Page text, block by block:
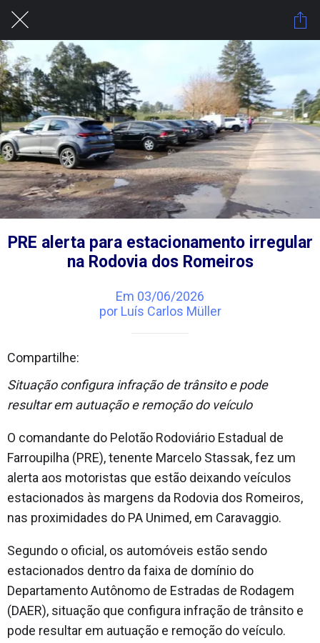
PRE alerta para estacionamento irregular
na Rodovia dos Romeiros
Em 03/06/2026
por Luís Carlos Müller
Compartilhe:
Situação configura infração de trânsito e pode
resultar em autuação e remoção do veículo
O comandante do Pelotão Rodoviário Estadual de
Farroupilha (PRE), tenente Marcelo Stassak, fez um
alerta aos motoristas que estão deixando veículos
estacionados às margens da Rodovia dos Romeiros,
nas proximidades do PA Unimed, em Caravaggio.
Segundo o oficial, os automóveis estão sendo
estacionados dentro da faixa de domínio do
Departamento Autônomo de Estradas de Rodagem
(DAER), situação que configura infração de trânsito e
pode resultar em autuação e remoção do veículo.